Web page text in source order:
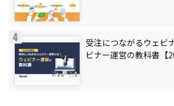
受注につながるウェビ
ビナー運営の教科書【